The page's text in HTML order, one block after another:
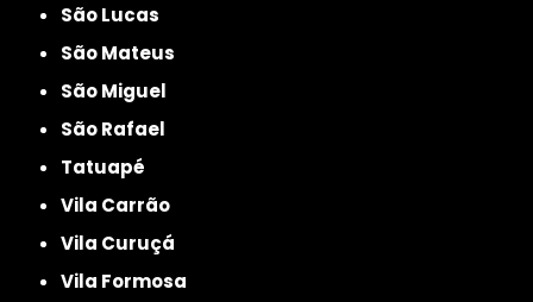
São Lucas
São Mateus
São Miguel
São Rafael
Tatuapé
Vila Carrão
Vila Curuçá
Vila Formosa